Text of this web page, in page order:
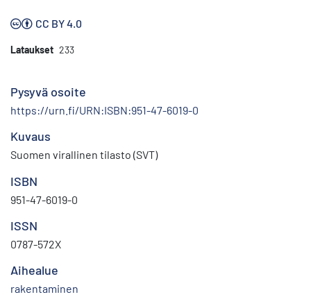
CC BY 4.0
Lataukset 233
Pysyvä osoite
https://urn.fi/URN:ISBN:951-47-6019-0
Kuvaus
Suomen virallinen tilasto (SVT)
ISBN
951-47-6019-0
ISSN
0787-572X
Aihealue
rakentaminen